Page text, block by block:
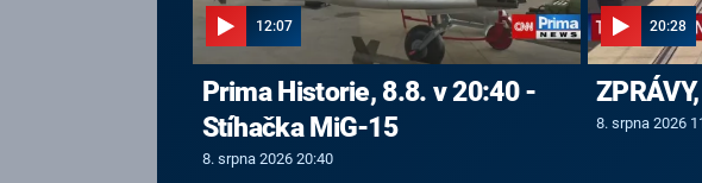
12:07
Prima Historie, 8.8. v 20:40 -
Stíhačka MiG-15
8. srpna 2026 20:40
20:28
8. srpna 2026